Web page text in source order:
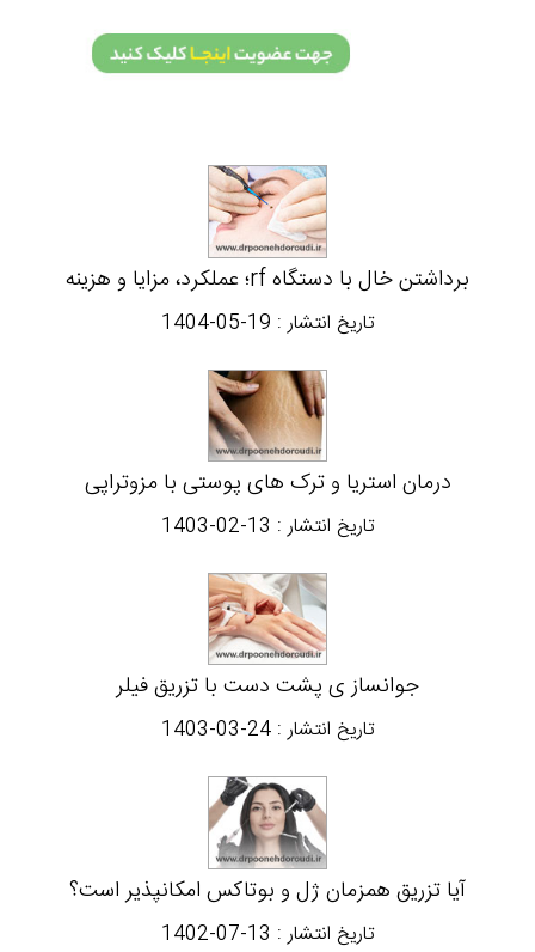
برداشتن خال با دستگاه rf؛ عملکرد، مزایا و هزینه
تاریخ انتشار : 1404-05-19
درمان استریا و ترک های پوستی با مزوتراپی
تاریخ انتشار : 1403-02-13
جوانساز ی پشت دست با تزریق فیلر
تاریخ انتشار :1403-03-24
آیا تزریق همزمان ژل و بوتاکس امکانپذیر است؟
تاریخ انتشار : 1402-07-13